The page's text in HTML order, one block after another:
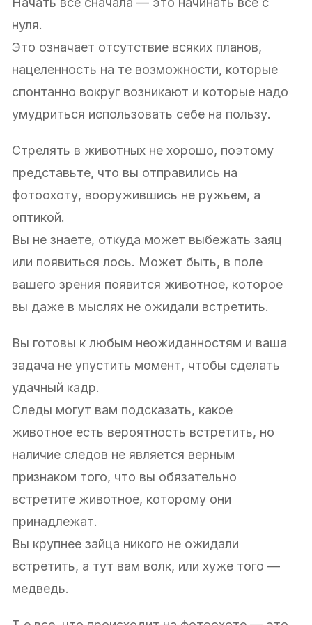
нуля.
Это означает отсутствие всяких планов,
нацеленность на те возможности, которые
спонтанно вокруг возникают и которые надо
умудриться использовать себе на пользу.
Стрелять в животных не хорошо, поэтому
представьте, что вы отправились на
фотоохоту, вооружившись не ружьем, а
оптикой.
Вы не знаете, откуда может выбежать заяц
или появиться лось. Может быть, в поле
вашего зрения появится животное, которое
вы даже в мыслях не ожидали встретить.
Вы готовы к любым неожиданностям и ваша
задача не упустить момент, чтобы сделать
удачный кадр.
Следы могут вам подсказать, какое
животное есть вероятность встретить, но
наличие следов не является верным
признаком того, что вы обязательно
встретите животное, которому они
принадлежат.
Вы крупнее зайца никого не ожидали
встретить, а тут вам волк, или хуже того —
медведь.